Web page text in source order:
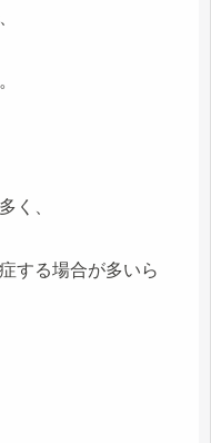
く、
する場合が多いら